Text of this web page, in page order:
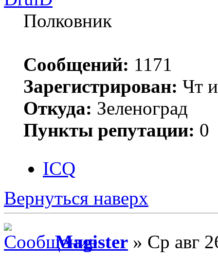
Полковник
Сообщений: 1171
Зарегистрирован: Чт
Откуда: Зеленоград
Пункты репутации: 0
ICQ
Вернуться наверх
Magister » Ср авг